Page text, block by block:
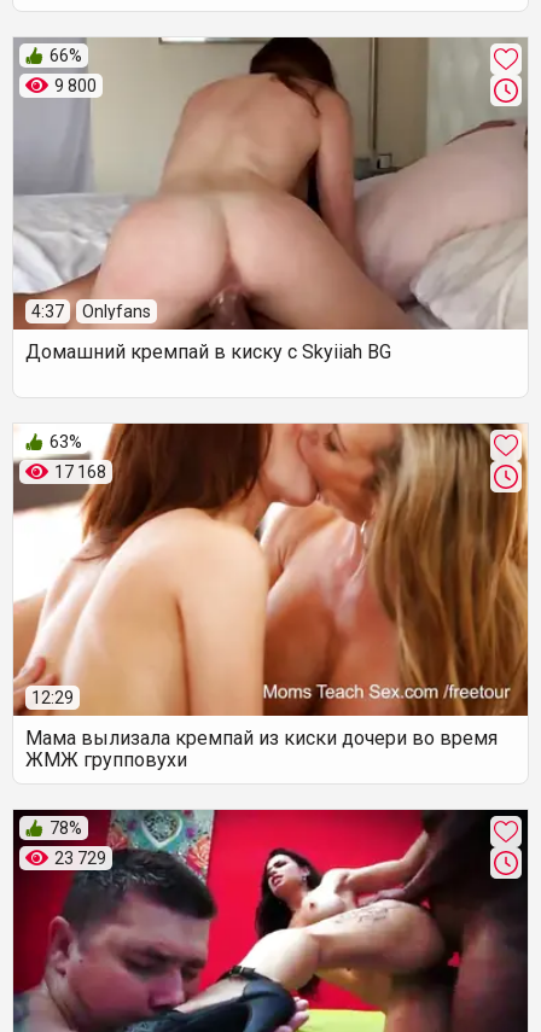
9 800
66%
4:37 Onlyfans
Домашний кремпай в киску с Skyiiah BG
17 168
63%
12:29
Мама вылизала кремпай из киски дочери во время
ЖМЖ групповухи
23 729
78%